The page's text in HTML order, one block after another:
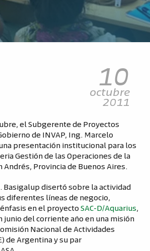
10
octubre
2011
el Subgerente de Proyectos
de INVAP, Ing. Marcelo
presentación institucional para los
Gestión de las Operaciones de la
Andrés, Provincia de Buenos Aires.
Basigalup disertó sobre la actividad
diferentes líneas de negocio,
en el proyectoSAC-D/Aquarius,
junio del corriente año en una misión
Nacional de Actividades
de Argentina y su par